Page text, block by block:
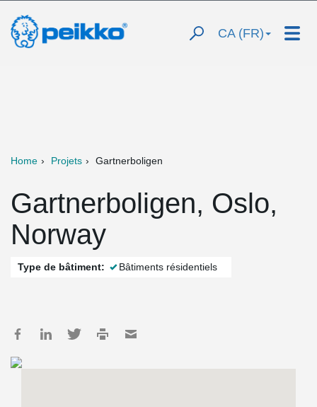
CA (FR)
Home Projets Gartnerboligen
Gartnerboligen, Oslo,
Norway
Type de bâtiment: Bâtiments résidentiels